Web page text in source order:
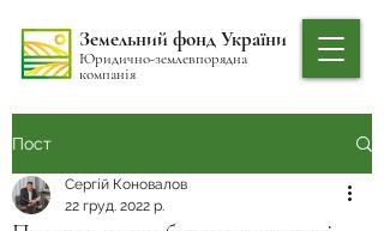
Земельний фонд України
Юридично-землевпорядна
компанія
Пост
Сергій Коновалов
22 груд. 2022 р.